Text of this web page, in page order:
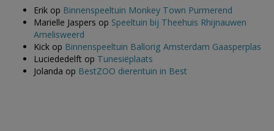
Erik op Binnenspeeltuin Monkey Town Purmerend
Marielle Jaspers op Speeltuin bij Theehuis Rhijnauwen
Amelisweerd
Kick op Binnenspeeltuin Ballorig Amsterdam Gaasperplas
Luciededelft op Tunesiëplaats
Jolanda op BestZOO dierentuin in Best